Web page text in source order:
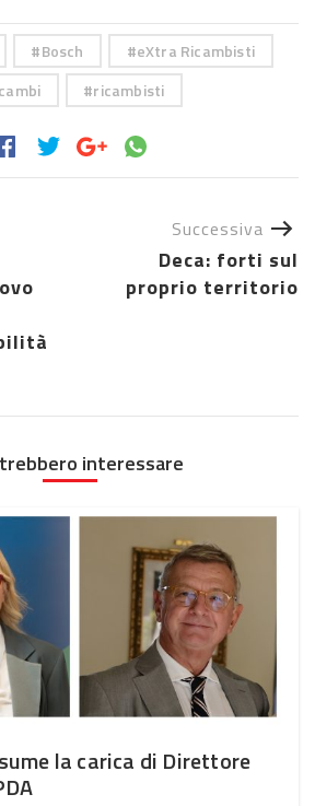
Bosch
eXtra Ricambisti
ricambisti
Successiva
Deca: forti sul
proprio territorio
interessare
la carica di Direttore